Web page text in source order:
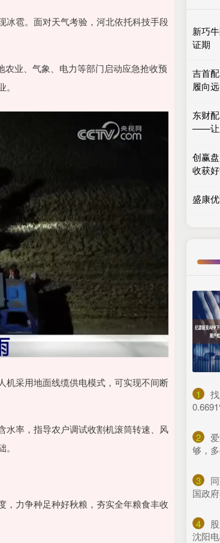
冰雹。面对天气考验，河北依托科技手段
业、气象、电力等部门启动应急抢收预
机采用地面线缆供电模式，可实现不间断
水率，指导农户调试收割机滚筒转速、风
，力争种足种好秋粮，夯实全年粮食丰收
新巧
证期
吉首
履向
东财
——让
创赢
收获好
盛康
1
2
够，
3
国政
4
沈阳